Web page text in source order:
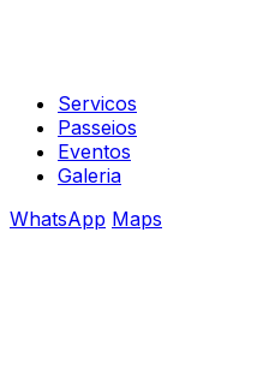
Servicos
Passeios
Eventos
Galeria
WhatsApp Maps